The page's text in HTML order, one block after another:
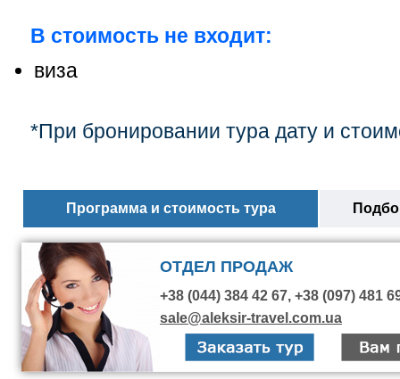
В стоимость не входит:
виза
*При бронировании тура дату и
Программа и стоимость тура
ОТДЕЛ ПРОДАЖ
+38 (044) 384 42 67, +38 (097) 481
sale@aleksir-travel.com.ua